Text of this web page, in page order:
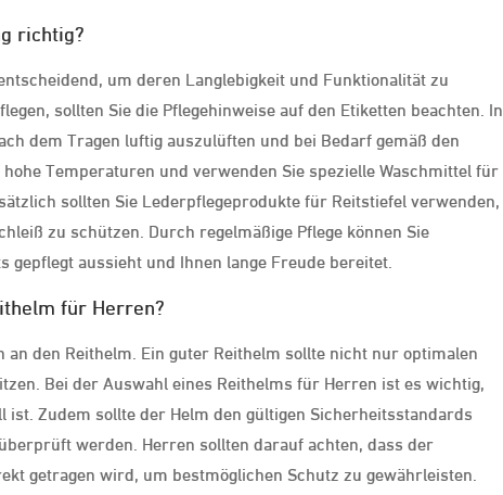
richtig?
um deren Langlebigkeit und Funktionalität zu
sollten Sie die Pflegehinweise auf den Etiketten beachten. In
dem Tragen luftig auszulüften und bei Bedarf gemäß den
Temperaturen und verwenden Sie spezielle Waschmittel für
sollten Sie Lederpflegeprodukte für Reitstiefel verwenden,
zu schützen. Durch regelmäßige Pflege können Sie
aussieht und Ihnen lange Freude bereitet.
für Herren?
den Reithelm. Ein guter Reithelm sollte nicht nur optimalen
Bei der Auswahl eines Reithelms für Herren ist es wichtig,
Zudem sollte der Helm den gültigen Sicherheitsstandards
werden. Herren sollten darauf achten, dass der
getragen wird, um bestmöglichen Schutz zu gewährleisten.